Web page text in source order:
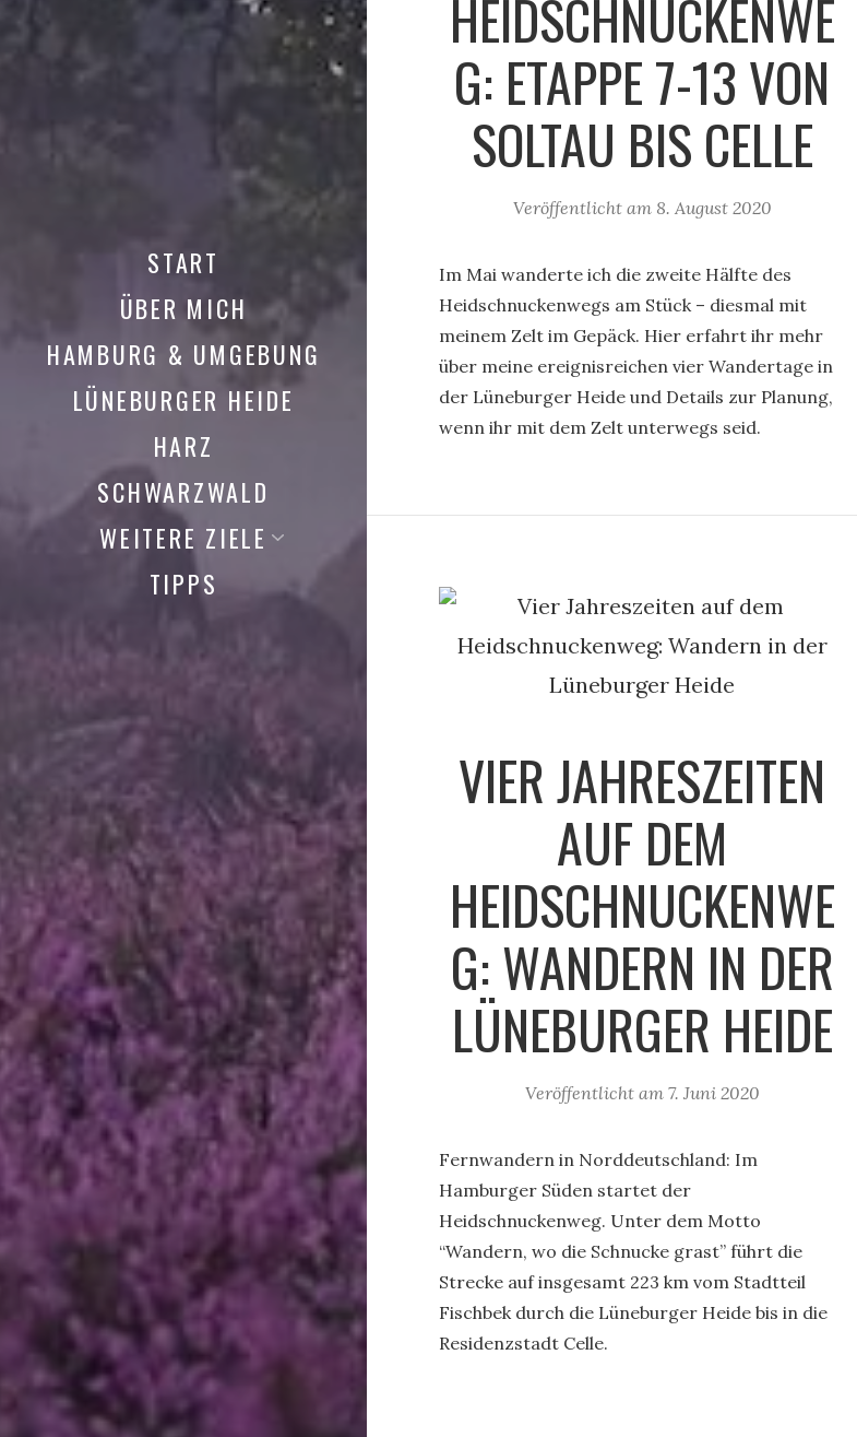
START
ÜBER MICH
HAMBURG & UMGEBUNG
LÜNEBURGER HEIDE
HARZ
SCHWARZWALD
WEITERE ZIELE
TIPPS
HEIDSCHNUCKENWE
G: ETAPPE 7-13 VON
SOLTAU BIS CELLE
Veröffentlicht am 8. August 2020
Im Mai wanderte ich die zweite Hälfte des
Heidschnuckenwegs am Stück – diesmal mit
meinem Zelt im Gepäck. Hier erfahrt ihr mehr
über meine ereignisreichen vier Wandertage in
der Lüneburger Heide und Details zur Planung,
wenn ihr mit dem Zelt unterwegs seid.
VIER JAHRESZEITEN
AUF DEM
HEIDSCHNUCKENWE
G: WANDERN IN DER
LÜNEBURGER HEIDE
Veröffentlicht am 7. Juni 2020
Fernwandern in Norddeutschland: Im
Hamburger Süden startet der
Heidschnuckenweg. Unter dem Motto
“Wandern, wo die Schnucke grast” führt die
Strecke auf insgesamt 223 km vom Stadtteil
Fischbek durch die Lüneburger Heide bis in die
Residenzstadt Celle.